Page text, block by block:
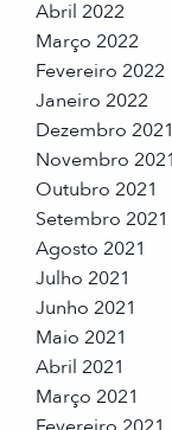
Abril 2022
Março 2022
Fevereiro 2022
Janeiro 2022
Dezembro 2021
Novembro 2021
Outubro 2021
Setembro 2021
Agosto 2021
Julho 2021
Junho 2021
Maio 2021
Abril 2021
Março 2021